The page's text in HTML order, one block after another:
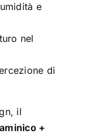
e
nel
di
il
+